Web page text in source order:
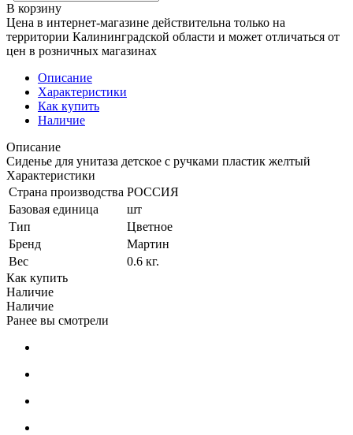
В корзину
Цена в интернет-магазине действительна только на
территории Калининградской области и может отличаться от
цен в розничных магазинах
Описание
Характеристики
Как купить
Наличие
Описание
Сиденье для унитаза детское с ручками пластик желтый
Характеристики
Страна производства РОССИЯ
Базовая единица
шт
Тип
Цветное
Бренд
Мартин
Вес
0.6 кг.
Как купить
Наличие
Наличие
Ранее вы смотрели